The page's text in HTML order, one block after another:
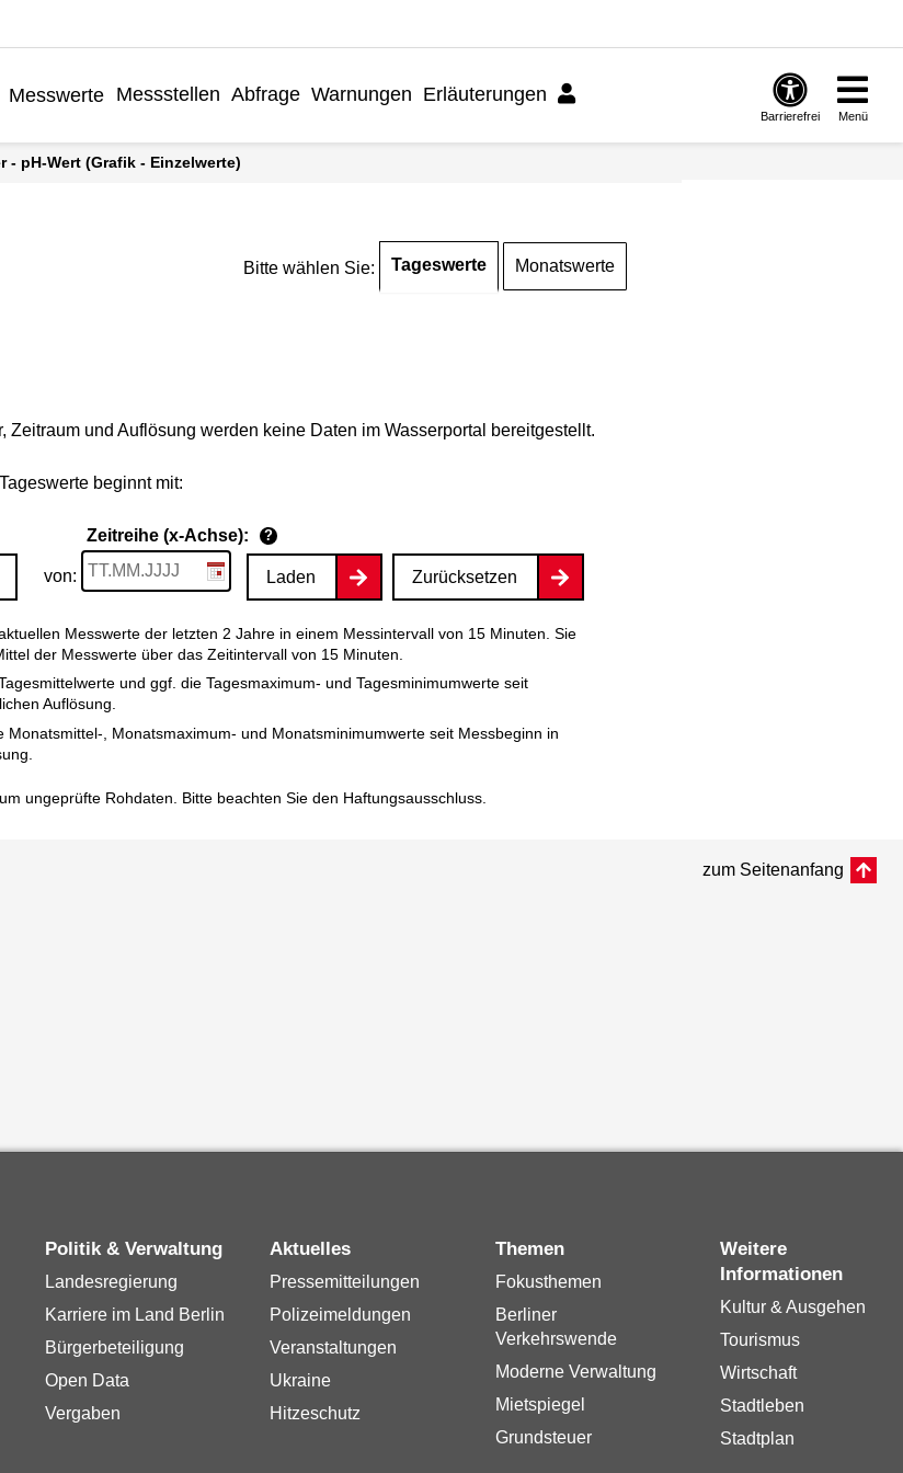
Messwerte Messstellen Abfrage Warnungen Erläuterungen
Barrierefrei Menü
- pH-Wert (Grafik - Einzelwerte)
Bitte wählen Sie: Tageswerte Monatswerte
Zeitraum und Auflösung werden keine Daten im Wasserportal bereitgestellt.
beginnt mit:
Zeitreihe (x-Achse): ?
von: Laden Zurücksetzen
Messwerte der letzten 2 Jahre in einem Messintervall von 15 Minuten. Sie
der Messwerte über das Zeitintervall von 15 Minuten.
und ggf. die Tagesmaximum- und Tagesminimumwerte seit
Auflösung.
Monatsmittel-, Monatsmaximum- und Monatsminimumwerte seit Messbeginn in
ungeprüfte Rohdaten. Bitte beachten Sie den Haftungsausschluss.
zum Seitenanfang
Politik & Verwaltung
Landesregierung
Karriere im Land Berlin
Bürgerbeteiligung
Open Data
Vergaben
Aktuelles
Pressemitteilungen
Polizeimeldungen
Veranstaltungen
Ukraine
Hitzeschutz
Themen
Fokusthemen
Berliner
Verkehrswende
Moderne Verwaltung
Mietspiegel
Grundsteuer
Weitere
Informationen
Kultur & Ausgehen
Tourismus
Wirtschaft
Stadtleben
Stadtplan